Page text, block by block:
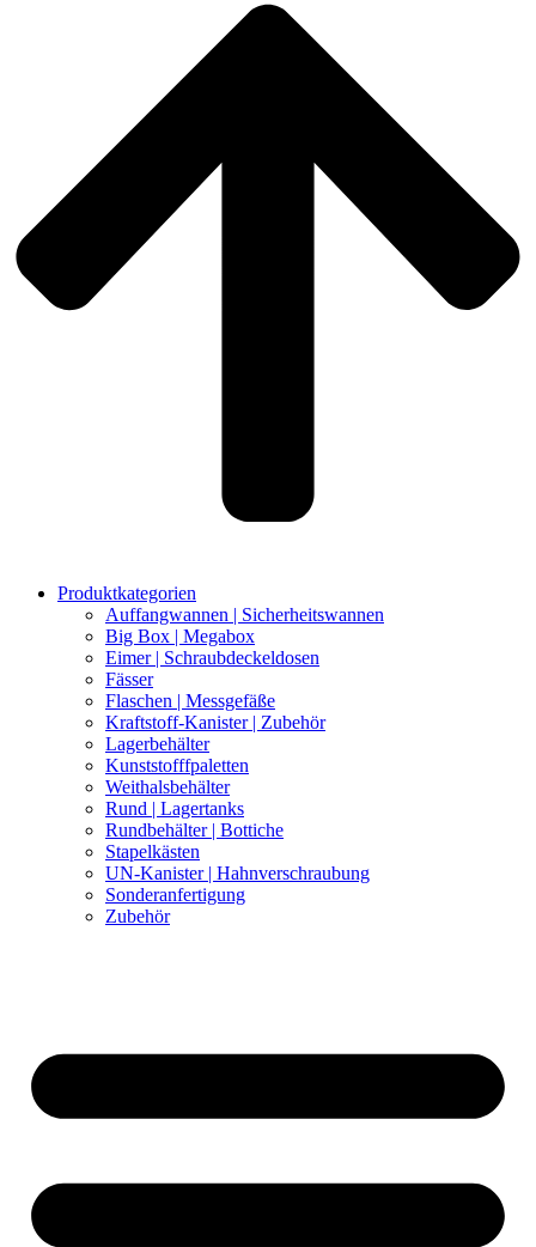
Produktkategorien
Auffangwannen | Sicherheitswannen
Big Box | Megabox
Eimer | Schraubdeckeldosen
Fässer
Flaschen | Messgefäße
Kraftstoff-Kanister | Zubehör
Lagerbehälter
Kunststofffpaletten
Weithalsbehälter
Rund | Lagertanks
Rundbehälter | Bottiche
Stapelkästen
UN-Kanister | Hahnverschraubung
Sonderanfertigung
Zubehör